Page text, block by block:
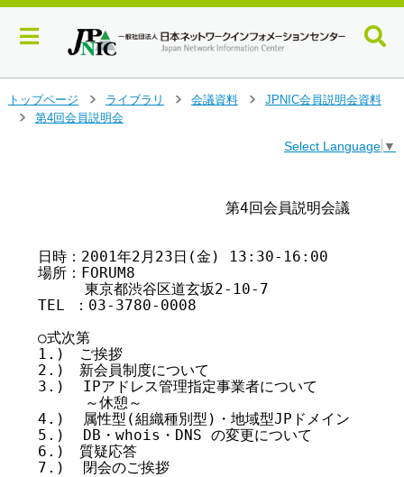
トップページ
>
ライブラリ
会議資料
JPNIC会員説明会資料
第4回会員説明会
Select Language ▼
第4回会員説明会議事次第
日時：2001年2月23日(金) 13:30-16:00
場所：FORUM8
東京都渋谷区道玄坂2-10-7
TEL ：03-3780-0008
○式次第
1.)　ご挨拶
2.)　新会員制度について
3.)  IPアドレス管理指定事業者について
～休憩～
4.)  属性型(組織種別型)・地域型JPドメイン名指定
5.)  DB・whois・DNS の変更について
6.)　質疑応答
7.)  閉会のご挨拶